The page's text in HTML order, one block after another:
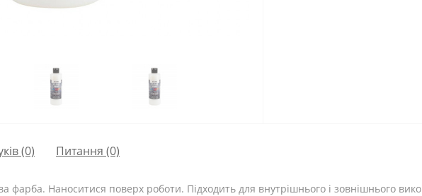
(0) Питання (0)
фарба. Наноситися поверх роботи. Підходить для внутрішнього і зовнішнього